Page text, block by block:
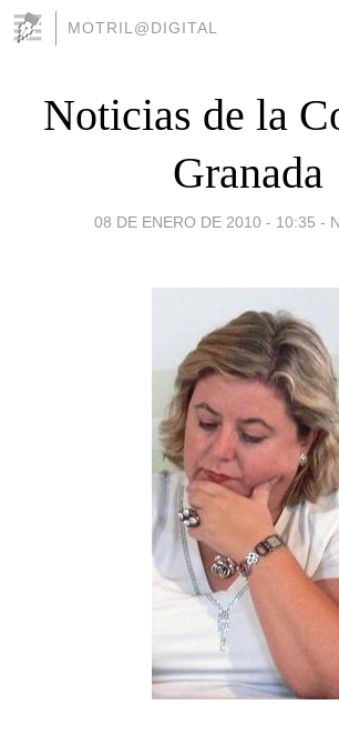
MOTRIL@DIGITAL
Noticias de la
Granada
08 DE ENERO DE 2010 - 10:35 -